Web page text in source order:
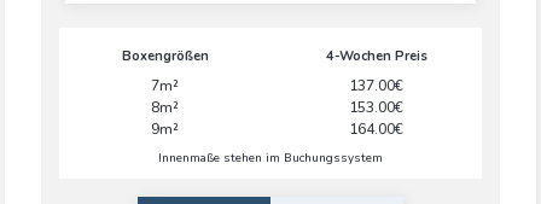
Boxengrößen
7m²
8m²
9m²
4-Wochen Preis
137.00€
153.00€
164.00€
Innenmaße stehen im Buchungssystem